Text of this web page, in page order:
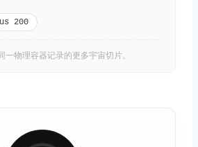
200
一物理容器记录的更多宇宙切片。